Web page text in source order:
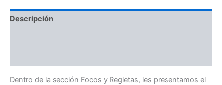
Descripción
Dentro de la sección Focos y Regletas, les presentamos el